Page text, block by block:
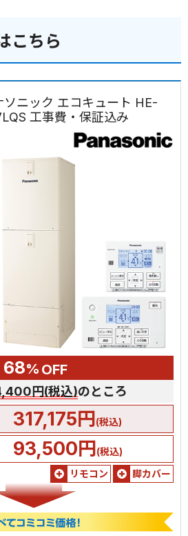
こちら
ソニック エコキュート HE-
工事費・保証込み
68% OFF
円(税込)のところ
317,175円(税込)
93,500円(税込)
リモコン
脚カバー